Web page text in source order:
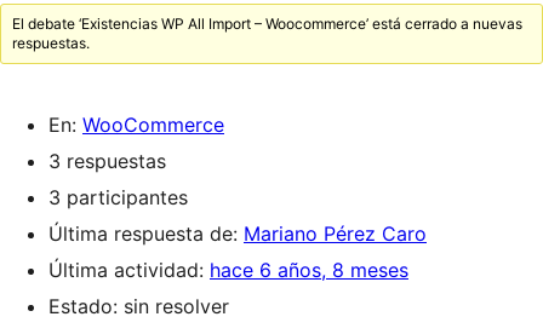
El debate ‘Existencias WP All Import – Woocommerce’ está cerrado a nuevas
respuestas.
En: WooCommerce
3 respuestas
3 participantes
Última respuesta de: Mariano Pérez Caro
Última actividad: hace 6 años, 8 meses
Estado: sin resolver